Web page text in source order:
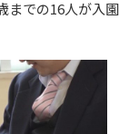
までの16人が入園